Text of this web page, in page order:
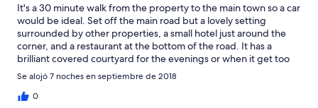
It's a 30 minute walk from the property to the main town so a car
would be ideal. Set off the main road but a lovely setting
surrounded by other properties, a small hotel just around the
corner, and a restaurant at the bottom of the road. It has a
brilliant covered courtyard for the evenings or when it get too
hot, as property has no air conditioning it's a good place to have.
Everything was supplied even down to the washing powder,
hand soap etc. For some reason the property has no kettle to
Se alojó 7 noches en septiembre de 2018
0